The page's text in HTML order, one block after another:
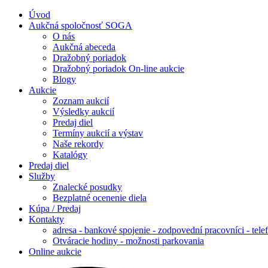
Úvod
Aukčná spoločnosť SOGA
O nás
Aukčná abeceda
Dražobný poriadok
Dražobný poriadok On-line aukcie
Blogy
Aukcie
Zoznam aukcií
Výsledky aukcií
Predaj diel
Termíny aukcií a výstav
Naše rekordy
Katalógy
Predaj diel
Služby
Znalecké posudky
Bezplatné ocenenie diela
Kúpa / Predaj
Kontakty
adresa - bankové spojenie - zodpovední pracovníci -
Otváracie hodiny - možnosti parkovania
Online aukcie